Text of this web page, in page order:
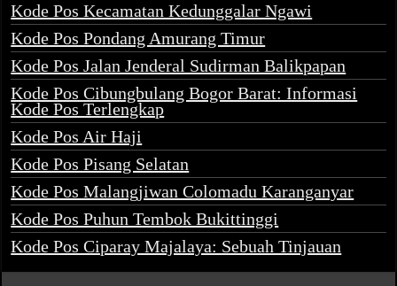
Kode Pos Kecamatan Kedunggalar Ngawi
Kode Pos Pondang Amurang Timur
Kode Pos Jalan Jenderal Sudirman Balikpapan
Kode Pos Cibungbulang Bogor Barat: Informasi
Kode Pos Terlengkap
Kode Pos Air Haji
Kode Pos Pisang Selatan
Kode Pos Malangjiwan Colomadu Karanganyar
Kode Pos Puhun Tembok Bukittinggi
Kode Pos Ciparay Majalaya: Sebuah Tinjauan